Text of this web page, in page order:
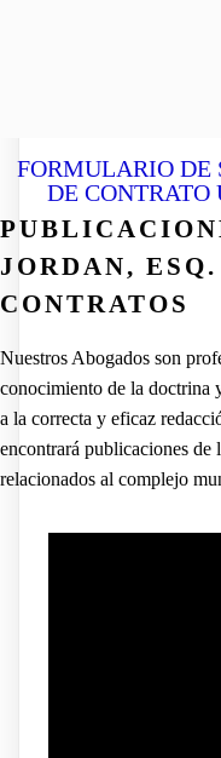
FORMULARIO DE
DE CONTRATO
JORDAN,
CONTRATOS
Nuestros Abogados son
conocimiento de la doctrina
a la correcta y eficaz
encontrará publicaciones de
relacionados al complejo